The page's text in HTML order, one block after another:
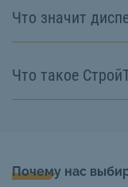
Что значит
Что такое
Почему нас